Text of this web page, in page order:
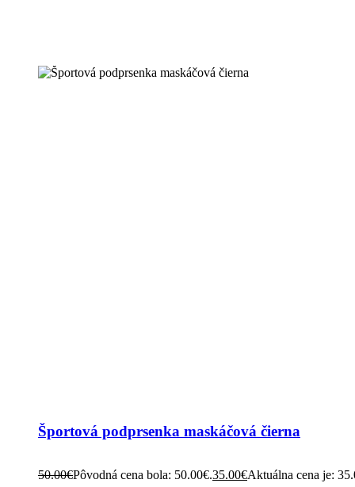
Športová podprsenka maskáčová čierna
50.00€Pôvodná cena bola: 50.00€.35.00€Aktuálna cena je: